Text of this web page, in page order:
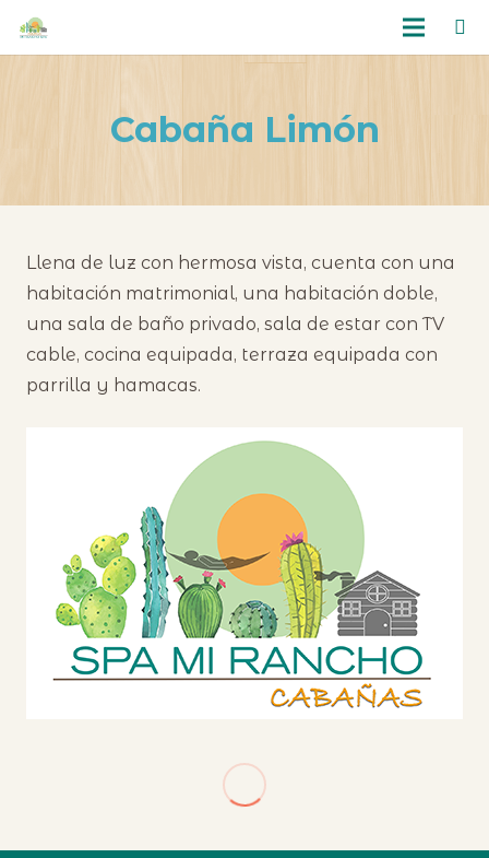
Cabaña Limón
Llena de luz con hermosa vista, cuenta con una
habitación matrimonial, una habitación doble,
una sala de baño privado, sala de estar con TV
cable, cocina equipada, terraza equipada con
parrilla y hamacas.